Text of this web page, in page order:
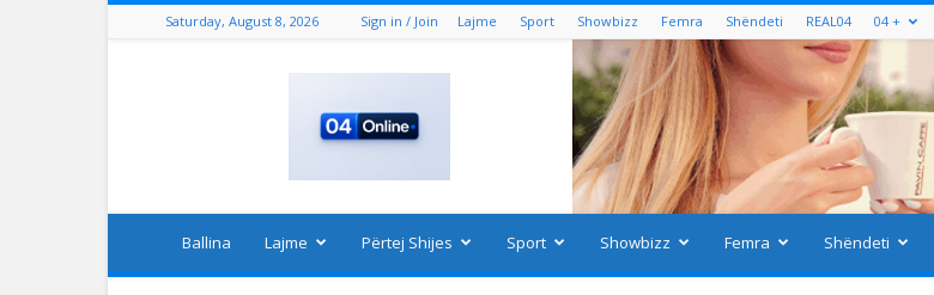
Saturday, August 8, 2026 Sign in / Join Lajme Sport Showbizz Femra Shëndeti REAL04 04 +
Ballina Lajme Përtej Shijes Sport Showbizz Femra Shëndeti